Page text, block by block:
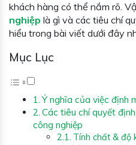
khách hàng có thể nắm rõ.
nghiệp là gì và các tiêu chí
hiểu trong bài viết dưới đây
Mục Lục
Ý nghĩa của việc định
Các tiêu chí quyết
công nghiệp
Tính chất & độ